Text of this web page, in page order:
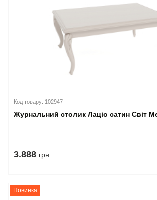
Код товару: 102947
Журнальний столик Лаціо сатин Світ
3.888 грн
Новинка